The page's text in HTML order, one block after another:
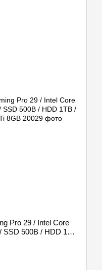
Pro 29 / Intel Core
500B / HDD 1TB